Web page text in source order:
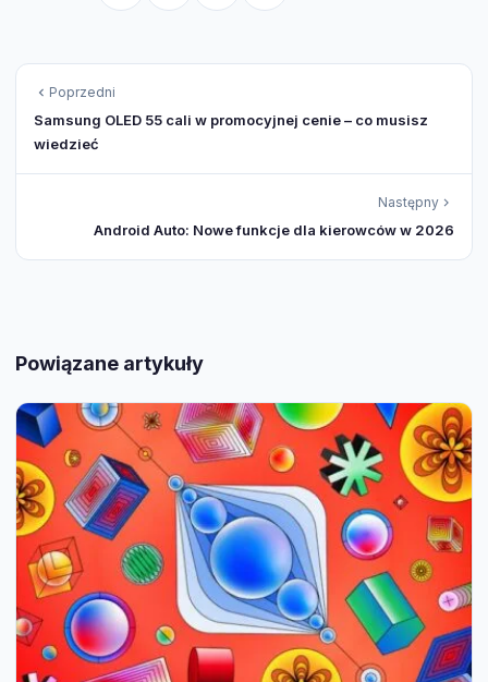
Poprzedni
Samsung OLED 55 cali w promocyjnej cenie – co musisz
wiedzieć
Następny
Android Auto: Nowe funkcje dla kierowców w 2026
Powiązane artykuły